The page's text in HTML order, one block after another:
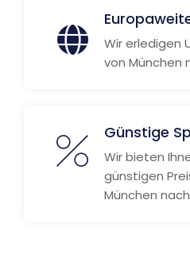
Wir erledigen
von München
Günstige
Wir bieten
günstigen
München